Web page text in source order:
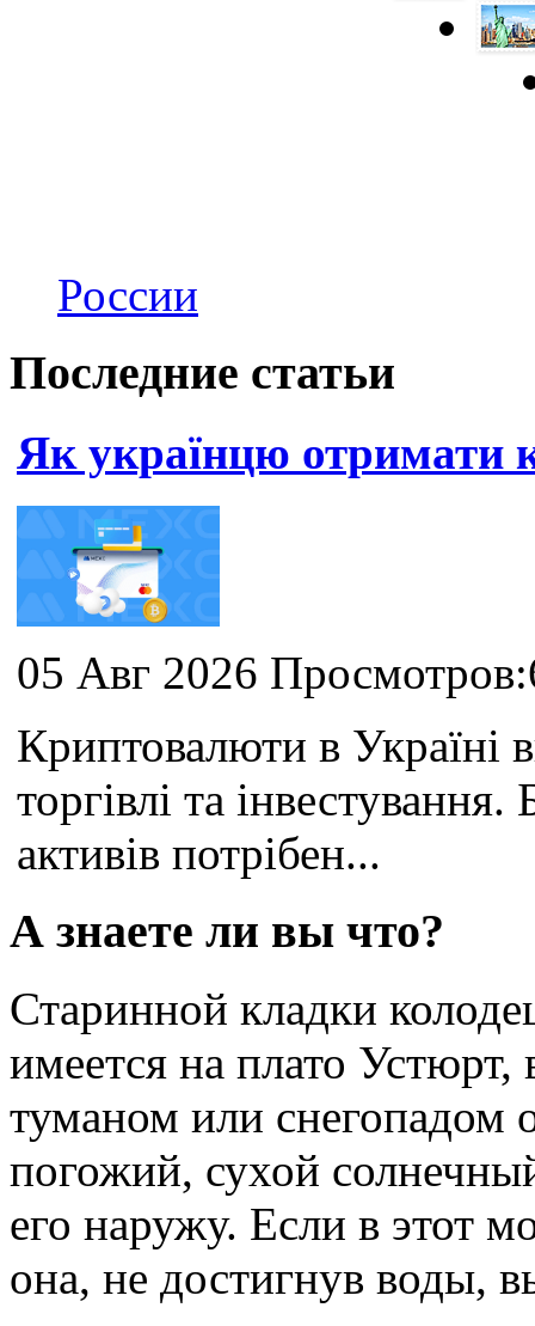
России
Последние статьи
Як українцю отримати
05 Авг 2026
Криптовалюти в Україні
торгівлі та
активів потрібен...
А знаете ли вы что?
Старинной кладки
имеется на плато
туманом или снегопадом
погожий, сухой
его наружу. Если в этот
она, не достигнув воды,